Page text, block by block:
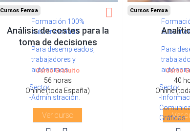
Formación 100%
subvencionada.
Para desempleados,
trabajadores y
autónomos.
Sector
-Administración.
Cursos Femxa
Análisis de costes para la
toma de decisiones
Curso Gratuito
56 horas
Online (toda España)
Ver curso
Para
Sector
-
Gráficas.
Cursos Femxa
Curso
40
Online
Ver